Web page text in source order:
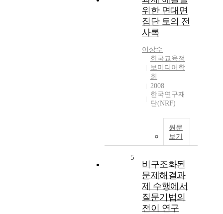
위한 면대면
집단 토의 전
사록
이상수
한국교육정
보미디어학
회
2008
한국연구재
단(NRF)
원문
보기
5
비구조화된
문제해결과
제 수행에서
질문기법의
전이 연구